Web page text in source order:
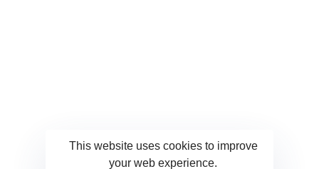
This website uses cookies to improve
your web experience.